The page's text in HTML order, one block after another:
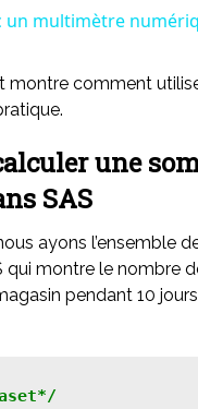
un multimètre
montre comment
une
SAS
ayons l’ensemble
qui montre le nombre
pendant 10 jours